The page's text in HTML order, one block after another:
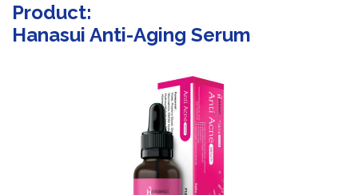
Product:
Hanasui Anti-Aging Serum